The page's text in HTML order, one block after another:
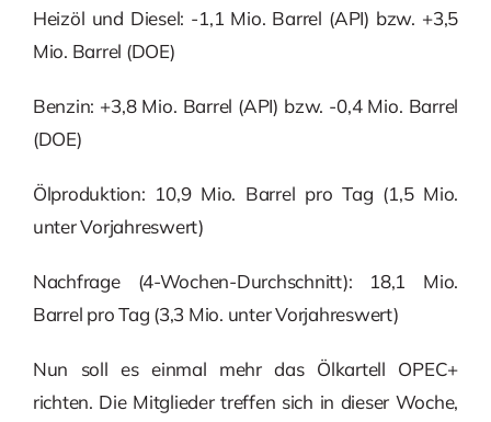
Heizöl und Diesel: -1,1 Mio. Barrel (API) bzw. +3,5
Mio. Barrel (DOE)
Benzin: +3,8 Mio. Barrel (API) bzw. -0,4 Mio. Barrel
(DOE)
Ölproduktion: 10,9 Mio. Barrel pro Tag (1,5 Mio.
unter Vorjahreswert)
Nachfrage (4-Wochen-Durchschnitt): 18,1 Mio.
Barrel pro Tag (3,3 Mio. unter Vorjahreswert)
Nun soll es einmal mehr das Ölkartell OPEC+
richten. Die Mitglieder treffen sich in dieser Woche,